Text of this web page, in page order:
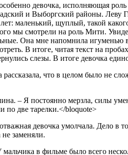
девочка, исполняющая
и Выборгский районы.
маленький, щуплый, такой
мы смотрели на роль Мити.
Она мне напомнила игуменью
В итоге, читая текст на
слезы. В итоге девочка
что в целом было не
– Я постоянно мерзла, силы
две тарелки.</bloquote>
девочка умолчала. Дело в
заменяли.
в фильме было всего